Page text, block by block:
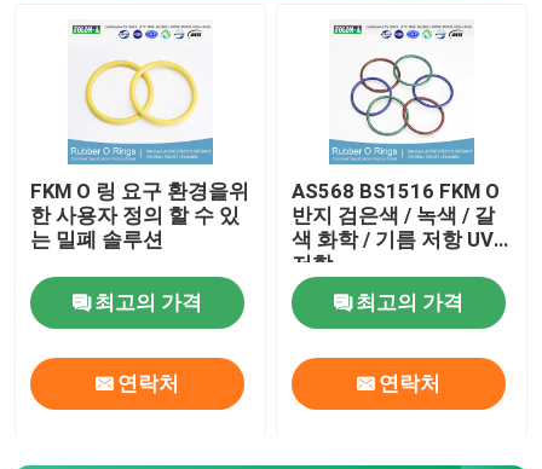
FKM O 링 요구 환경을위
한 사용자 정의 할 수 있
는 밀폐 솔루션
최고의 가격
연락처
AS568 BS1516 FKM O
반지 검은색 / 녹색 / 갈
색 화학 / 기름 저항 UV
저항
최고의 가격
연락처